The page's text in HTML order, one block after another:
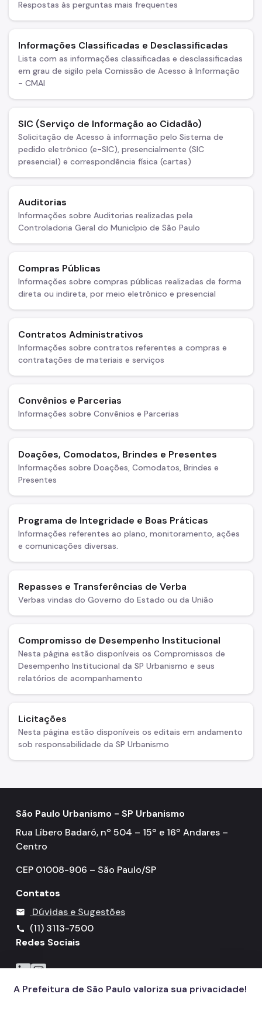
Respostas às perguntas mais frequentes
Informações Classificadas e Desclassificadas
Lista com as informações classificadas e desclassificadas
em grau de sigilo pela Comissão de Acesso à Informação
- CMAI
SIC (Serviço de Informação ao Cidadão)
Solicitação de Acesso à informação pelo Sistema de
pedido eletrônico (e-SIC), presencialmente (SIC
presencial) e correspondência física (cartas)
Auditorias
Informações sobre Auditorias realizadas pela
Controladoria Geral do Município de São Paulo
Compras Públicas
Informações sobre compras públicas realizadas de forma
direta ou indireta, por meio eletrônico e presencial
Contratos Administrativos
Informações sobre contratos referentes a compras e
contratações de materiais e serviços
Convênios e Parcerias
Informações sobre Convênios e Parcerias
Doações, Comodatos, Brindes e Presentes
Informações sobre Doações, Comodatos, Brindes e
Presentes
Programa de Integridade e Boas Práticas
Informações referentes ao plano, monitoramento, ações
e comunicações diversas.
Repasses e Transferências de Verba
Verbas vindas do Governo do Estado ou da União
Compromisso de Desempenho Institucional
Nesta página estão disponíveis os Compromissos de
Desempenho Institucional da SP Urbanismo e seus
relatórios de acompanhamento
Licitações
Nesta página estão disponíveis os editais em andamento
sob responsabilidade da SP Urbanismo
São Paulo Urbanismo - SP Urbanismo
Rua Líbero Badaró, nº 504 – 15º e 16º Andares –
Centro
CEP 01008-906 – São Paulo/SP
Contatos
mail Dúvidas e Sugestões
call
(11) 3113-7500
Redes Sociais
Icone do LinkedIn
Icone do Instagram
A Prefeitura de São Paulo valoriza sua privacidade!